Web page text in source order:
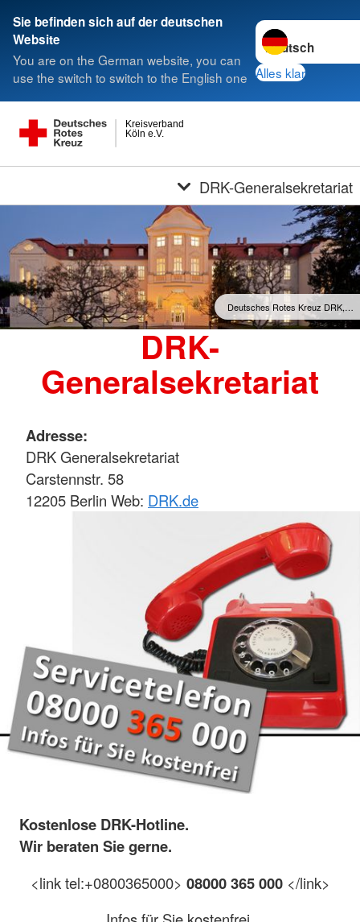
Sie befinden sich auf der deutschen
Website
You are on the German website, you can
use the switch to switch to the English one
Sprache
Alles klar
Köln e.V.
Kreisverband
DRK-Generalsekretariat
Deutsches Rotes Kreuz DRK,…
DRK-
Generalsekretariat
Adresse:
DRK Generalsekretariat
Carstennstr. 58
12205 Berlin Web: DRK.de
Kostenlose DRK-Hotline.
Wir beraten Sie gerne.
<link tel:+0800365000> 08000 365 000 </link>